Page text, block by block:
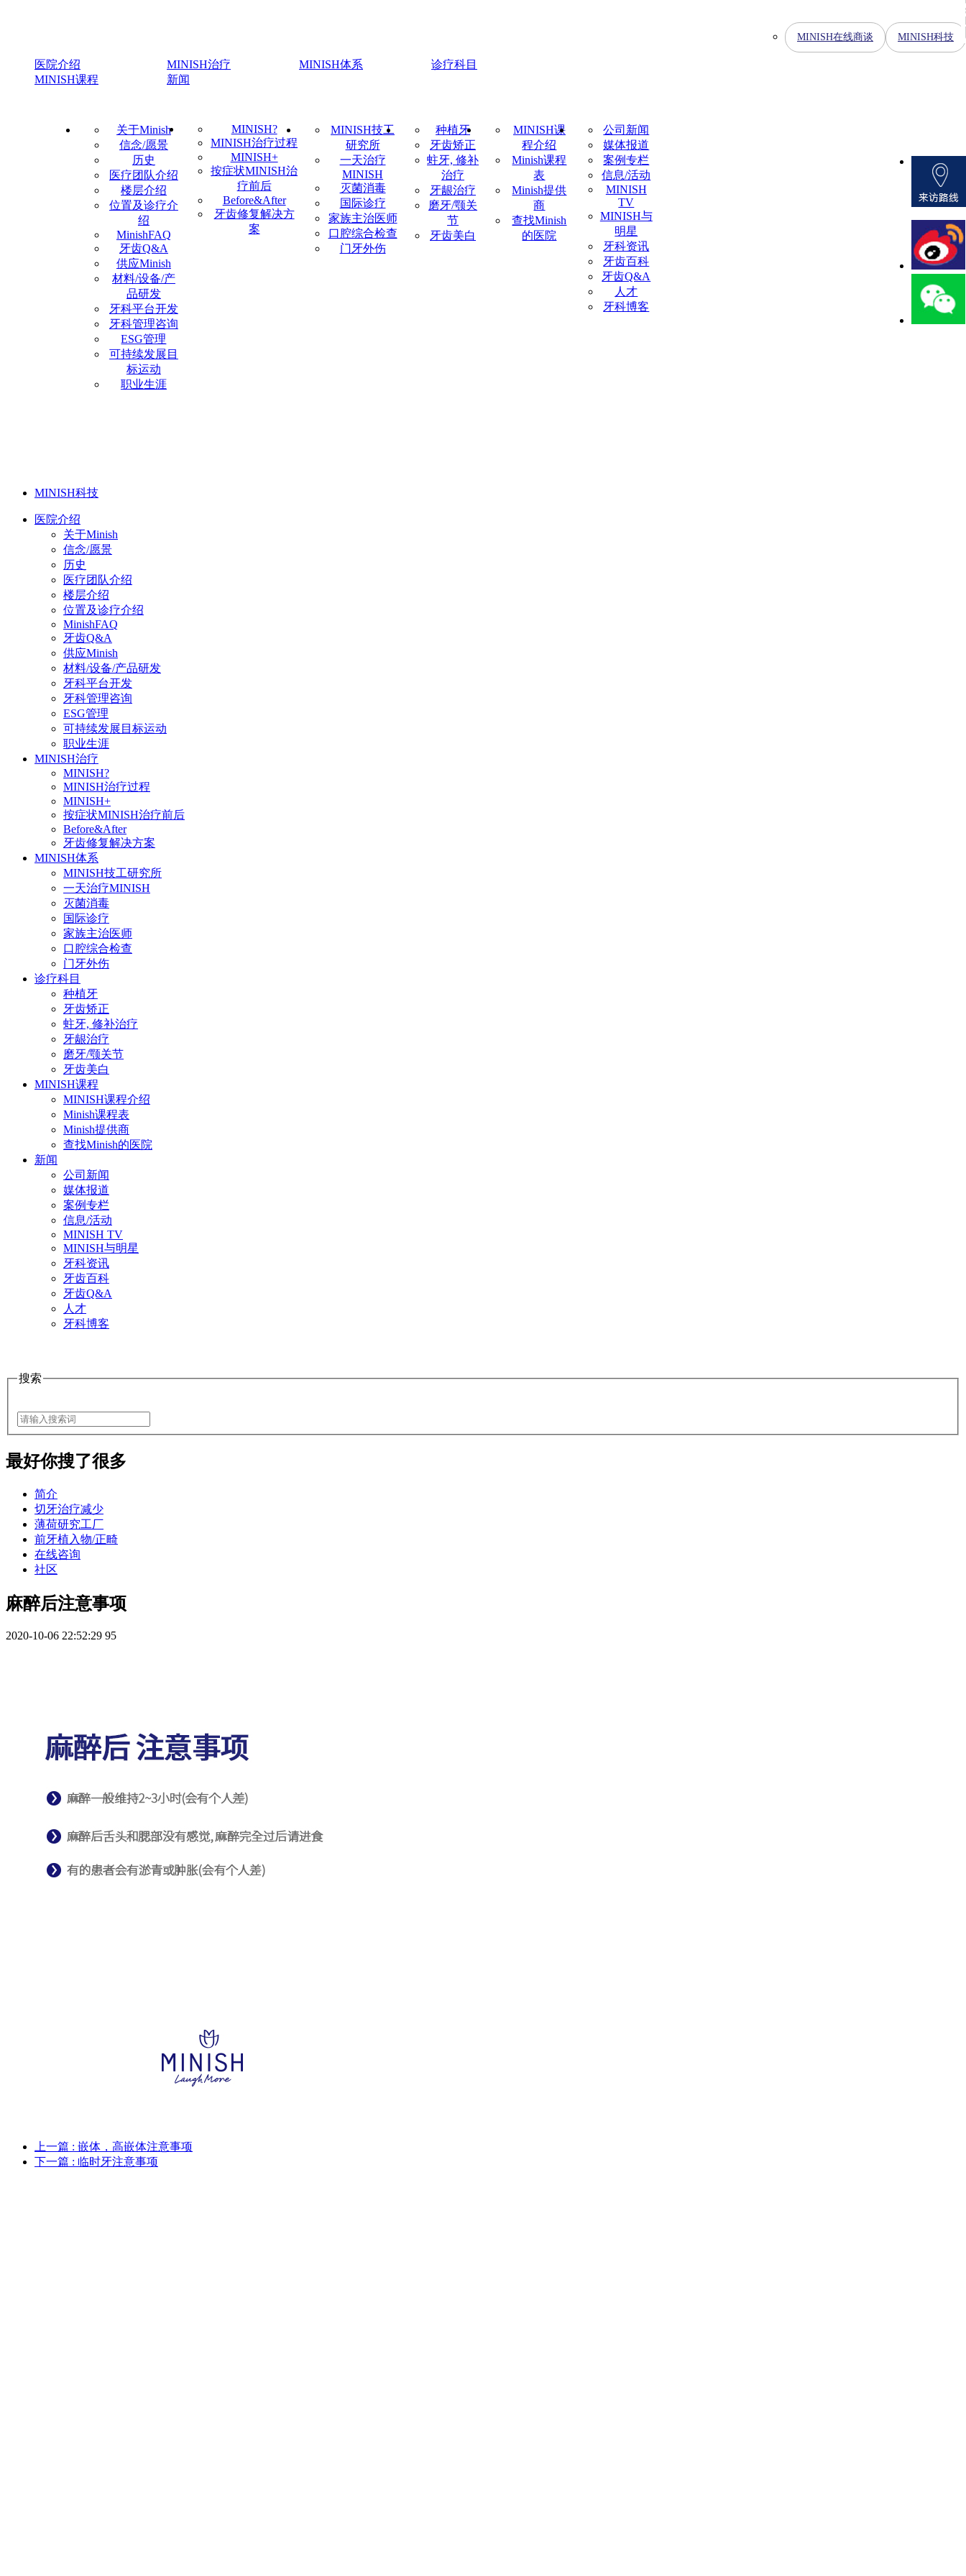
医院介绍 MINISH治疗 MINISH体系
诊疗科目
MINISH课程
新闻
MINISH在线商谈 MINISH科技
关于Minish
信念/愿景
历史
医疗团队介绍
楼层介绍
位置及诊疗介
绍
MinishFAQ
牙齿Q&A
供应Minish
材料/设备/产
品研发
牙科平台开发
牙科管理咨询
ESG管理
可持续发展目
标运动
职业生涯
MINISH?
MINISH治疗过程
MINISH+
按症状MINISH治
疗前后
Before&After
牙齿修复解决方
案
MINISH技工
研究所
一天治疗
MINISH
灭菌消毒
国际诊疗
家族主治医师
口腔综合检查
门牙外伤
种植牙
牙齿矫正
蛀牙, 修补
治疗
牙龈治疗
磨牙/颚关
节
牙齿美白
MINISH课
程介绍
Minish课程
表
Minish提供
商
查找Minish
的医院
公司新闻
媒体报道
案例专栏
信息/活动
MINISH
TV
MINISH与
明星
牙科资讯
牙齿百科
牙齿Q&A
人才
牙科博客
MINISH科技
医院介绍
关于Minish
信念/愿景
历史
医疗团队介绍
楼层介绍
位置及诊疗介绍
MinishFAQ
牙齿Q&A
供应Minish
材料/设备/产品研发
牙科平台开发
牙科管理咨询
ESG管理
可持续发展目标运动
职业生涯
MINISH治疗
MINISH?
MINISH治疗过程
MINISH+
按症状MINISH治疗前后
Before&After
牙齿修复解决方案
MINISH体系
MINISH技工研究所
一天治疗MINISH
灭菌消毒
国际诊疗
家族主治医师
口腔综合检查
门牙外伤
诊疗科目
种植牙
牙齿矫正
蛀牙, 修补治疗
牙龈治疗
磨牙/颚关节
牙齿美白
MINISH课程
MINISH课程介绍
Minish课程表
Minish提供商
查找Minish的医院
新闻
公司新闻
媒体报道
案例专栏
信息/活动
MINISH TV
MINISH与明星
牙科资讯
牙齿百科
牙齿Q&A
人才
牙科博客
搜索
最好你搜了很多
简介
切牙治疗减少
薄荷研究工厂
前牙植入物/正畸
在线咨询
社区
麻醉后注意事项
2020-10-06 22:52:29 95
上一篇 : 嵌体，高嵌体注意事项
下一篇 : 临时牙注意事项